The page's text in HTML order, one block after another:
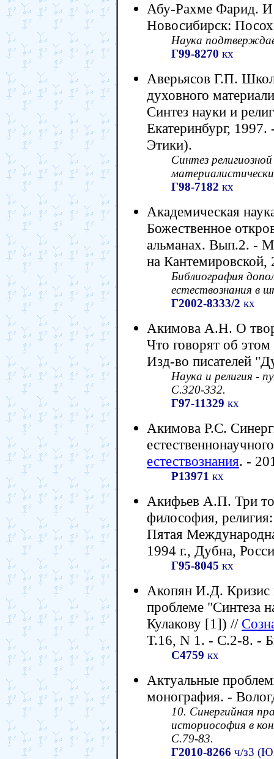
Абу-Рахме Фарид. И
Новосибирск:
Наука
Г99-8270 кх
Аверьясов Г.П.
духовного
Синтез науки и
Екатеринбург,
Этики).
Синтез
Г98-7182 кх
Академическая
Божественное
альманах. Вып.2. -
на
Библиография
естествознания в
Г2002-8333/2 кх
Акимова А.Н. О
Что говорят об
Изд-во писателей
Наука и религия -
С.320-332.
Г97-11329 кх
Акимова Р.С.
естествознания. -
Р13971 кх
Акифьев А.П. Три
философия,
Пятая
1994 г., Дубна,
Г95-8045 кх
Акопян И.Д. Кризис
проблеме "Синтеза
Кулакову [1]) //
Т.16, N 1. - С.2-8. -
С4759 кх
Актуальные
монография. -
10. Синергийная
историософия в
С.79-83.
Г2010-8266 ч/з3